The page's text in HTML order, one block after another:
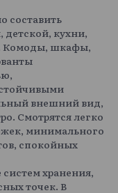
составить
кухни,
Комоды, шкафы,
внешний вид,
Смотрятся легко
минимального
спокойных
хранения,
точек. В